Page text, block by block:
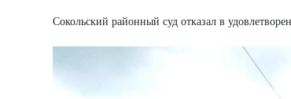
Сокольский районный суд отказал в